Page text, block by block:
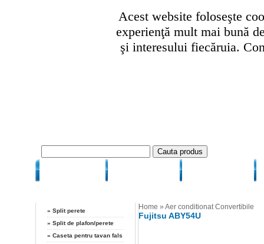
Acest website foloseşte
experienţă mult mai bună
şi interesului fiecăruia.
» Split perete
» Split de plafon/perete
» Caseta pentru tavan fals
Home » Aer conditionat Convertibile
Fujitsu ABY54U